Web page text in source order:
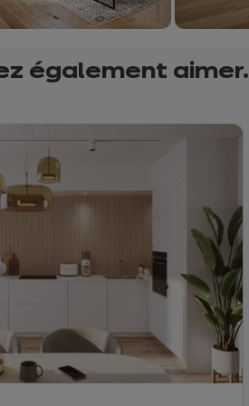
également